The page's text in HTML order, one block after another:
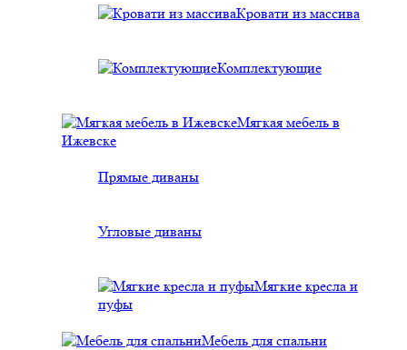
Кровати из массива
Комплектующие
Мягкая мебель в
Ижевске
Прямые диваны
Угловые диваны
Мягкие кресла и
пуфы
Мебель для спальни